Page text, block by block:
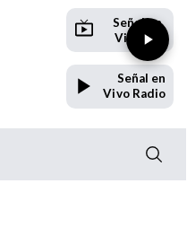
Señal en
Vivo TV
Señal en
Vivo Radio